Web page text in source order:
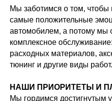
Мы заботимся о том, чтобы
самые положительные
автомобилем, а потому мы
комплексное
расходных материалов,
тюнинг и другие виды работ.
НАШИ ПРИОРИТЕТЫ И
Мы гордимся достигнутым